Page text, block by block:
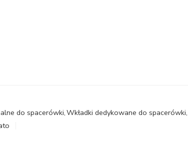
do spacerówki,Wkładki dedykowane do spacerówki,